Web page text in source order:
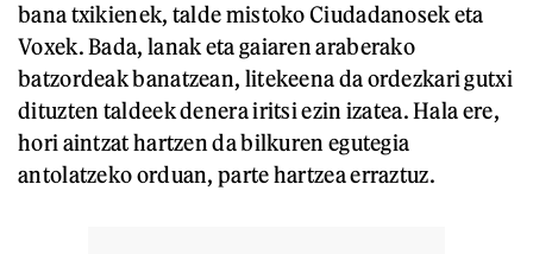
bana txikienek, talde mistoko Ciudadanosek eta
Voxek. Bada, lanak eta gaiaren araberako
batzordeak banatzean, litekeena da ordezkari gutxi
dituzten taldeek denera iritsi ezin izatea. Hala ere,
hori aintzat hartzen da bilkuren egutegia
antolatzeko orduan, parte hartzea erraztuz.